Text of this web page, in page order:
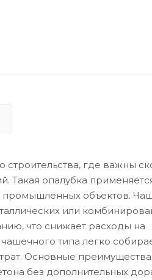
где важны
Такая опалубка
объектов.
или
что снижает расходы на
типа легко
Основные
без дополнительных